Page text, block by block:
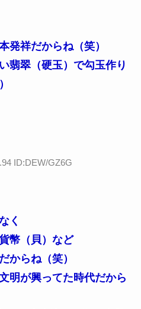
発祥だからね（笑）
翡翠（硬玉）で勾玉作り
ID:DEW/GZ6G
く
幣（貝）など
からね（笑）
明が興ってた時代だから